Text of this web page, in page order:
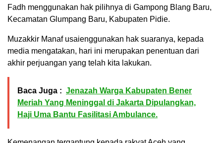
Fadh menggunakan hak pilihnya di Gampong Blang Baru,
Kecamatan Glumpang Baru, Kabupaten Pidie.
Muzakkir Manaf usaienggunakan hak suaranya, kepada
media mengatakan, hari ini merupakan penentuan dari
akhir perjuangan yang telah kita lakukan.
Baca Juga : Jenazah Warga Kabupaten Bener
Meriah Yang Meninggal di Jakarta Dipulangkan,
Haji Uma Bantu Fasilitasi Ambulance.